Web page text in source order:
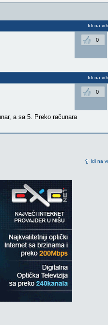
Idi na
Idi na vrh
0
Idi na vrh
0
a sa 5. Preko računara